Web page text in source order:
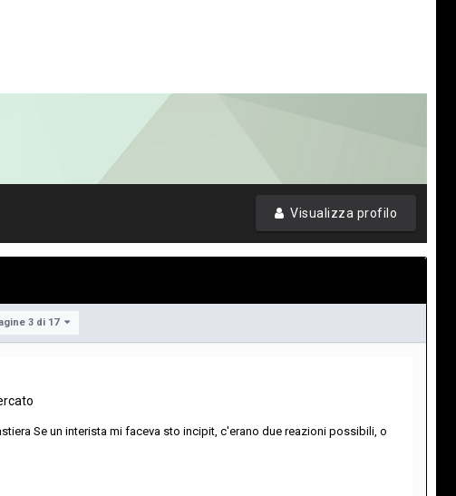
Visualizza profilo
3 di 17
Se un interista mi faceva sto incipit, c'erano due reazioni possibili, o